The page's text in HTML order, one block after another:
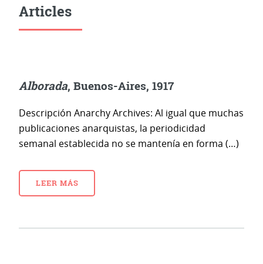
Articles
Alborada, Buenos-Aires, 1917
Descripción Anarchy Archives: Al igual que muchas
publicaciones anarquistas, la periodicidad
semanal establecida no se mantenía en forma (…)
LEER MÁS